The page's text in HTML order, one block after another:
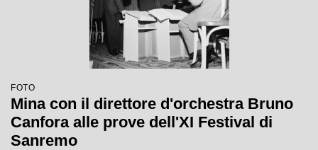
FOTO
Mina con il direttore d'orchestra Bruno
Canfora alle prove dell'XI Festival di
Sanremo